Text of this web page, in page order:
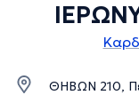
ΘΗΒΩΝ 210,